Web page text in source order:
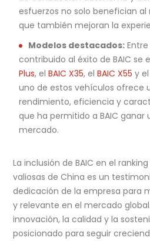
esfuerzos no solo benefician
que también mejoran la
Modelos destacados:
contribuido al éxito de BAIC
Plus, elBAIC X35, elBAIC X55 y
uno de estos vehículos ofrece
rendimiento, eficiencia y
que ha permitido a BAIC ganar
mercado.
La inclusión de BAIC en el
valiosas de China es un
dedicación de la empresa para
y relevante en el mercado
innovación, la calidad y la
posicionado para seguir